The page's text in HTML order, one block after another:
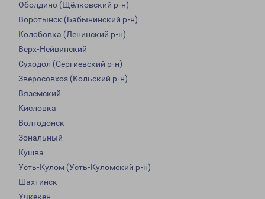
Оболдино (Щёлковский р-н)
Воротынск (Бабынинский р-н)
Колобовка (Ленинский р-н)
Верх-Нейвинский
Суходол (Сергиевский р-н)
Зверосовхоз (Кольский р-н)
Вяземский
Кисловка
Волгодонск
Зональный
Кушва
Усть-Кулом (Усть-Куломский р-н)
Шахтинск
Учкекен